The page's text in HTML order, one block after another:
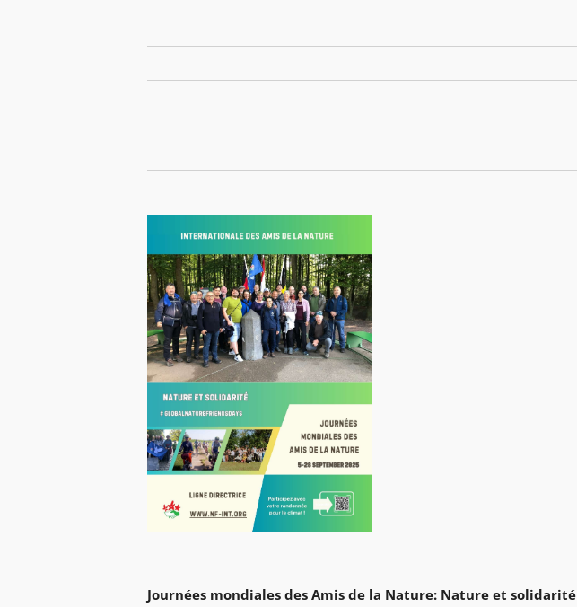
Journées mondiales des Amis de la Nature: Nature et